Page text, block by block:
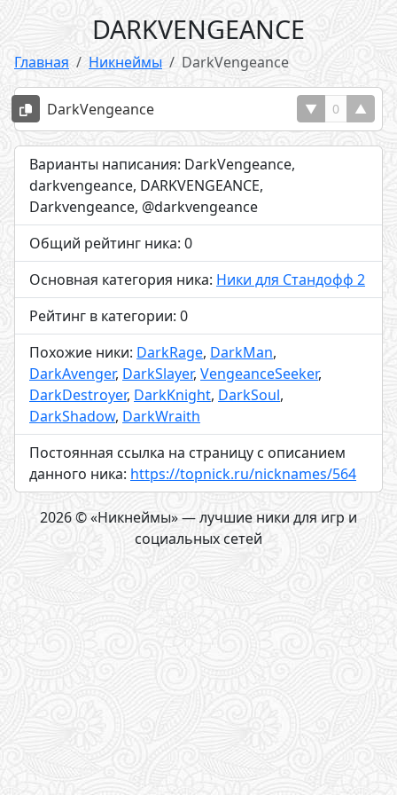
DARKVENGEANCE
Главная Никнеймы DarkVengeance
DarkVengeance ▼ 0 ▲
Варианты написания: DarkVengeance,
darkvengeance, DARKVENGEANCE,
Darkvengeance, @darkvengeance
Общий рейтинг ника: 0
Основная категория ника: Ники для Стандофф 2
Рейтинг в категории: 0
Похожие ники: DarkRage, DarkMan,
DarkAvenger, DarkSlayer, VengeanceSeeker,
DarkDestroyer, DarkKnight, DarkSoul,
DarkShadow, DarkWraith
Постоянная ссылка на страницу с описанием
данного ника: https://topnick.ru/nicknames/564
2026 © «Никнеймы» — лучшие ники для игр и
социальных сетей